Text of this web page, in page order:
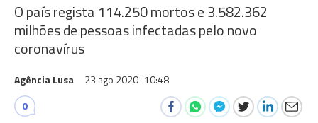
O país regista 114.250 mortos e 3.582.362
milhões de pessoas infectadas pelo novo
coronavírus
Agência Lusa 23 ago 2020 10:48
0